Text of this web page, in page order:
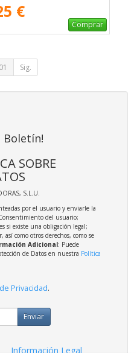
€
Comprar
01 Sig.
Boletín!
SOBRE
S.L.U.
por el usuario y enviarle la
del usuario;
si existe una obligación legal;
como otros derechos, como se
Adicional: Puede
de Datos en nuestra Política
Privacidad.
Enviar
Información Legal